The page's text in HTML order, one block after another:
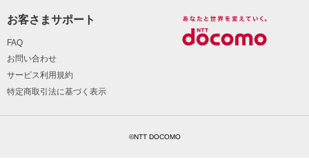
お客さまサポート
FAQ
お問い合わせ
サービス利用規約
特定商取引法に基づく表示
©NTT DOCOMO